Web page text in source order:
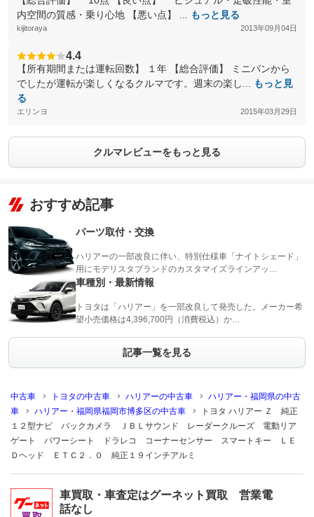
内空間の質感・乗り心地 【悪い点】 ...
もっと見る
kijitoraya 2013年09月04日
4.4
【所有期間または運転回数】 １年 【総合評価】 ミニバンから
でしたが運転が楽しくなるクルマです。週末の楽し...
もっと見
る
エリンヨ 2015年03月29日
クルマレビューをもっと見る
おすすめ記事
パーツ取付・交換
ハリアーの一部改良に伴い、特別仕様車「ナイトシェード」
用にモデリスタブランドのカスタマイズラインアッ…
車種別・最新情報
トヨタは「ハリアー」を一部改良して発売した。メーカー希
望小売価格は4,396,700円（消費税込）か…
記事一覧を見る
中古車 トヨタの中古車 ハリアーの中古車
ハリアー・福岡県の中古
車
ハリアー・福岡県福岡市博多区の中古車
トヨタ ハリアー Ｚ 純正
１２型ナビ バックカメラ ＪＢＬサウンド レーダークルーズ 電動リア
ゲート パワーシート ドラレコ コーナーセンサー スマートキー ＬＥ
Ｄヘッド ＥＴＣ２．０ 純正１９インチアルミ
車買取・車査定はグーネット買取 営業電
話なし